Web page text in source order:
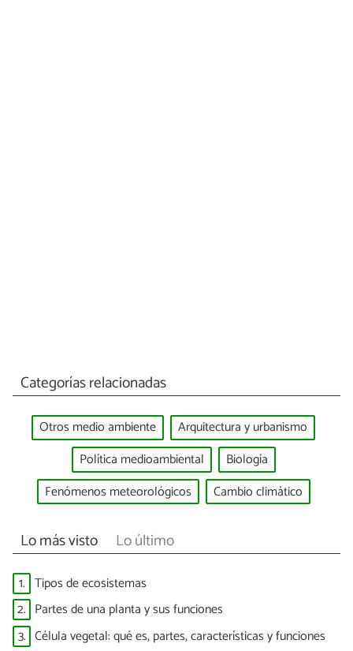
Categorías relacionadas
Otros medio ambiente
Arquitectura y urbanismo
Política medioambiental
Biología
Fenómenos meteorológicos
Cambio climático
Lo más visto Lo último
1. Tipos de ecosistemas
2. Partes de una planta y sus funciones
3. Célula vegetal: qué es, partes, características y funciones